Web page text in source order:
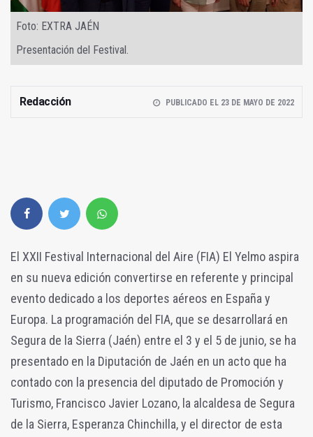
Foto: EXTRA JAÉN
Presentación del Festival.
Redacción PUBLICADO EL 23 DE MAYO DE 2022
El XXII Festival Internacional del Aire (FIA) El Yelmo aspira
en su nueva edición convertirse en referente y principal
evento dedicado a los deportes aéreos en España y
Europa. La programación del FIA, que se desarrollará en
Segura de la Sierra (Jaén) entre el 3 y el 5 de junio, se ha
presentado en la Diputación de Jaén en un acto que ha
contado con la presencia del diputado de Promoción y
Turismo, Francisco Javier Lozano, la alcaldesa de Segura
de la Sierra, Esperanza Chinchilla, y el director de esta